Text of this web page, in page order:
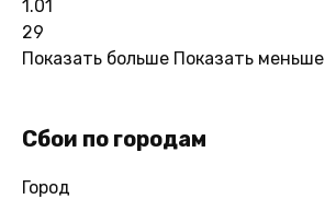
1.01
29
Показать больше Показать меньше
Сбои по городам
Город